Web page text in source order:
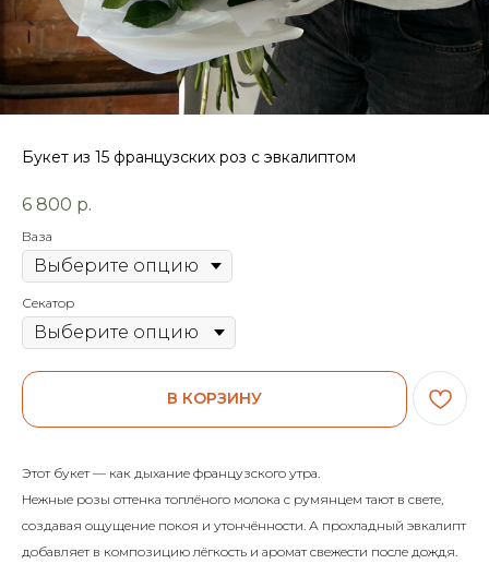
Букет из 15 французских роз с эвкалиптом
6 800 р.
Ваза
Секатор
В КОРЗИНУ
Этот букет — как дыхание французского утра.
Нежные розы оттенка топлёного молока с румянцем тают в свете,
создавая ощущение покоя и утончённости. А прохладный эвкалипт
добавляет в композицию лёгкость и аромат свежести после дождя.